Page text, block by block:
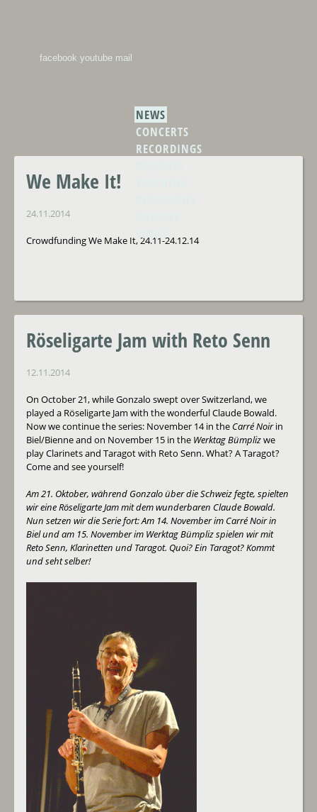
NEWS
CONCERTS
RECORDINGS
LINKS
facebook youtube mail
We Make It!
24.11.2014
Crowdfunding We Make It, 24.11-24.12.14
Röseligarte Jam with Reto Senn
12.11.2014
On October 21, while Gonzalo swept over Switzerland, we
played a Röseligarte Jam with the wonderful Claude Bowald.
Now we continue the series: November 14 in the Carré Noirin
Biel/Bienne and on November 15 in the Werktag Bümplizwe
play Clarinets and Taragot with Reto Senn. What? A Taragot?
Come and see yourself!
Am 21. Oktober, während Gonzalo über die Schweiz fegte, spielten
wir eine Röseligarte Jam mit dem wunderbaren Claude Bowald.
Nun setzen wir die Serie fort: Am 14. November im Carré Noir in
Biel und am 15. November im Werktag Bümpliz spielen wir mit
Reto Senn, Klarinetten und Taragot. Quoi? Ein Taragot? Kommt
und seht selber!